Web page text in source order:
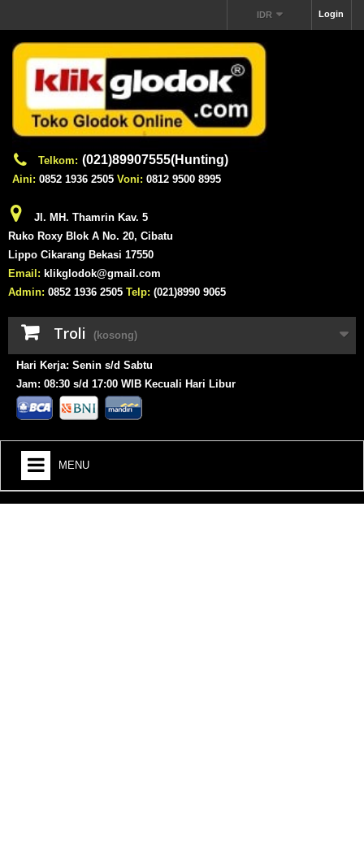
Login
IDR
Telkom: (021)89907555(Hunting)
Aini: 0852 1936 2505 Voni: 0812 9500 8995
Jl. MH. Thamrin Kav. 5
Ruko Roxy Blok A No. 20, Cibatu
Lippo Cikarang Bekasi 17550
Email: klikglodok@gmail.com
Admin: 0852 1936 2505 Telp: (021)8990 9065
Troli (kosong)
Hari Kerja: Senin s/d Sabtu
Jam: 08:30 s/d 17:00 WIB Kecuali Hari Libur
MENU